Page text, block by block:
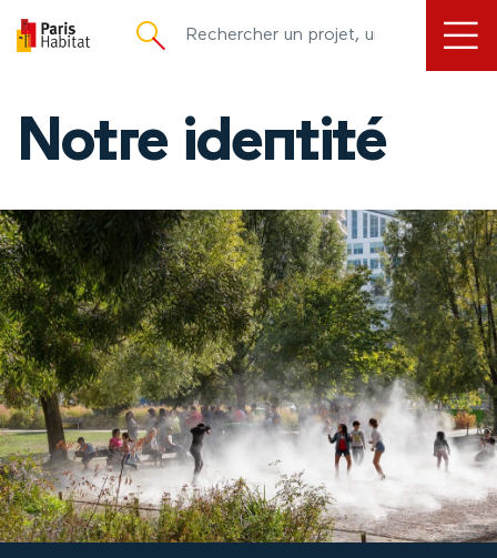
principal
Notre identité